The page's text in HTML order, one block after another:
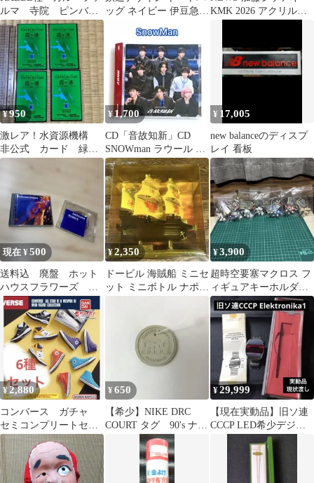
ルマ 寺院 ピンバッ
ジ 4点セット インド
ネシア 額装
ッグ ネイビー 伊豆急下
KMK 2026 アクリルス
¥950
激レア！水資源機構
非公式 カード 緑 4
枚 野鳥 霞ケ浦
¥1,700
CD「音故知新」CD
SNOWman ラウール 目
黒蓮 岩本照 ジャニーズ
¥ 17,005
new balanceのディスプ
レイ 看板
現在 ¥500
送料込 廃盤 ホット
ハウスフラワーズ ソ
ングスフロムザレイ
ン シングル付 日本
盤
¥2,350
ドービル 海賊船 ミニセ
ット ミニボトル ナポレ
¥3,900
超時空要塞マクロス フ
ィギュアキーホルダー
全7種（コンプリート）
¥ 2,880
コンバース ガチャ
セミコンプリートセッ
ト
¥650
【希少】NIKE DRC
COURT タグ 90's ナイ
¥29,999
【現在実動品】旧ソ連
CCCP LED希少デジタ
ルパルサーElektronika1